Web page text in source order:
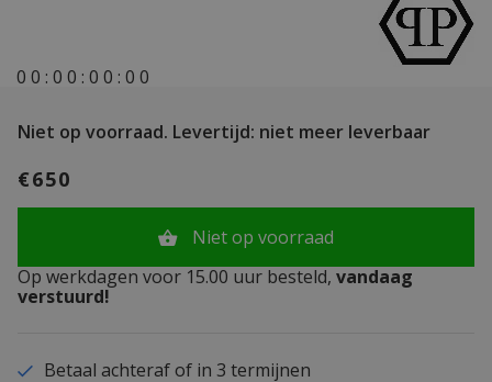
0 0 : 0 0 : 0 0 : 0 0
Niet op voorraad. Levertijd: niet meer leverbaar
€650
Niet op voorraad
Op werkdagen voor 15.00 uur besteld, vandaag
verstuurd!
Betaal achteraf of in 3 termijnen